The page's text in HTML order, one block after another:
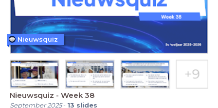
Nieuwsquiz - Week 38
September 2025- 13 slides
Nieuwsquiz